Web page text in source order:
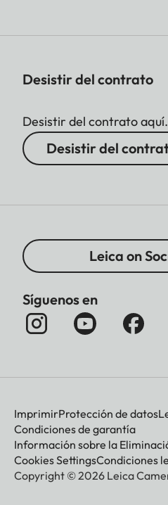
Desistir del contrato
Desistir del contrato aquí.
Desistir del
Leica on
Síguenos en
ImprimirProtección de datos
Condiciones de garantía
Información sobre la
Cookies SettingsCondiciones
Copyright © 2026 Leica